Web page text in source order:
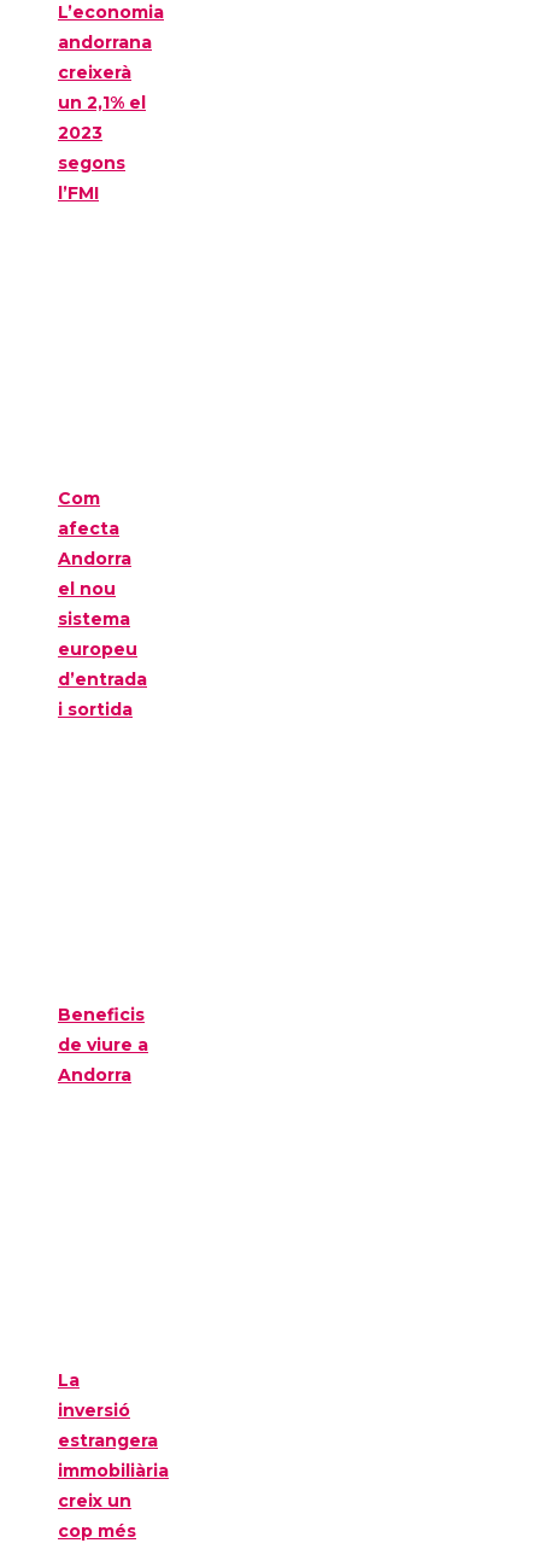
L’economia
andorrana
creixerà
un 2,1% el
2023
segons
l’FMI
Com
afecta
Andorra
el nou
sistema
europeu
d’entrada
i sortida
Beneficis
de viure a
Andorra
La
inversió
estrangera
immobiliària
creix un
cop més